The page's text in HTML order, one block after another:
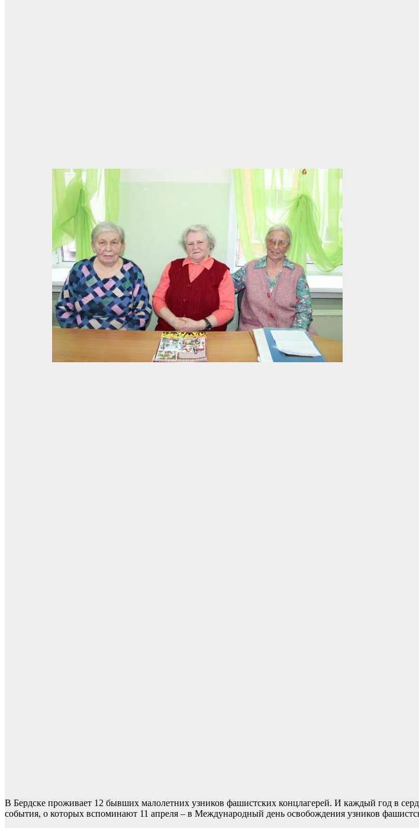
В Бердске проживает 12 бывших малолетних узников фашистских концлагерей. И каждый год в
события, о которых вспоминают 11 апреля – в Международный день освобождения узников